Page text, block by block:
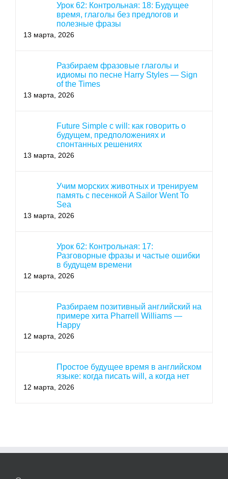
Урок 62: Контрольная: 18: Будущее
время, глаголы без предлогов и
полезные фразы
13 марта, 2026
Разбираем фразовые глаголы и
идиомы по песне Harry Styles — Sign
of the Times
13 марта, 2026
Future Simple с will: как говорить о
будущем, предположениях и
спонтанных решениях
13 марта, 2026
Учим морских животных и тренируем
память с песенкой A Sailor Went To
Sea
13 марта, 2026
Урок 62: Контрольная: 17:
Разговорные фразы и частые ошибки
в будущем времени
12 марта, 2026
Разбираем позитивный английский на
примере хита Pharrell Williams —
Happy
12 марта, 2026
Простое будущее время в английском
языке: когда писать will, а когда нет
12 марта, 2026